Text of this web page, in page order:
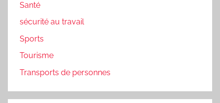
Santé
sécurité au travail
Sports
Tourisme
Transports de personnes